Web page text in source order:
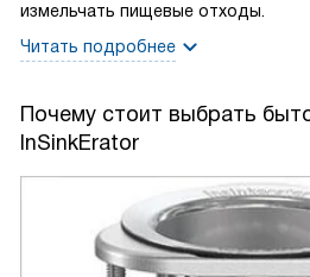
измельчать пищевые отходы.
Читать подробнее
Почему стоит выбрать
InSinkErator